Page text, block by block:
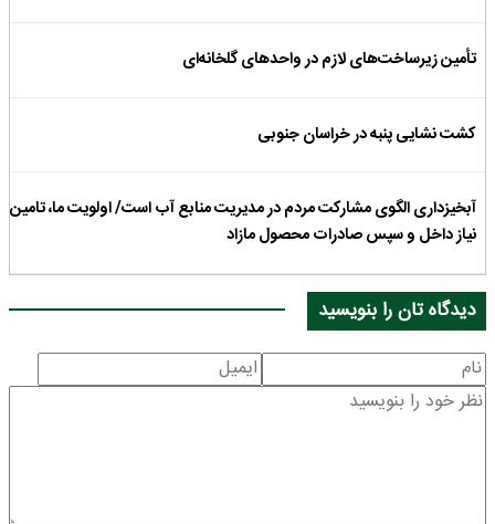
تأمین زیرساخت‌های لازم در واحد‌های گلخانه‌ای
کشت نشایی پنبه در خراسان جنوبی
آبخیزداری الگوی مشارکت مردم در مدیریت منابع آب است/ اولویت ما، تامین
نیاز داخل و سپس صادرات محصول مازاد
دیدگاه تان را بنویسید